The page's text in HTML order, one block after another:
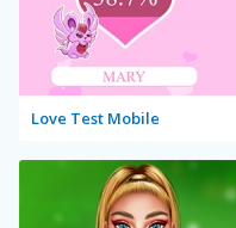
Love Test Mobile